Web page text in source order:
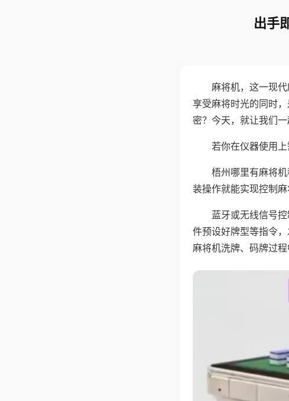
出手
麻将机，这一现
享受麻将时光的同时
密？今天，就让我们
若你在仪器使用
梧州哪里有麻将
装操作就能实现控制麻
蓝牙或无线信号
件预设好牌型等指令
麻将机洗牌、码牌过程